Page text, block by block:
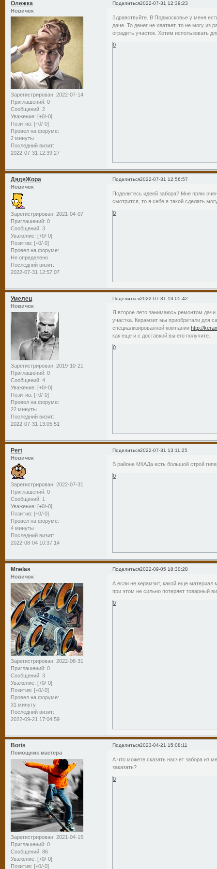
Поделиться2022-07-31 12:39:23
Олежка
Новичок
Зарегистрирован: 2022-07-14
Приглашений: 0
Сообщений: 2
Уважение: [+0/-0]
Позитив: [+0/-0]
Провел на форуме:
2 минуты
Последний визит:
2022-07-31 12:39:27
Здравствуйте. В Подмосковье у меня
даче. То денег не хватает, то не могу
оградить участок. Хотим использовать
0
Поделиться2022-07-31 12:56:57
ДядяЖора
Новичок
Зарегистрирован: 2021-04-07
Приглашений: 0
Сообщений: 3
Уважение: [+0/-0]
Позитив: [+0/-0]
Провел на форуме:
Не определено
Последний визит:
2022-07-31 12:57:07
Поделитесь идеей забора? Мне прям
смотрится, то я себе я такой сделать
0
Поделиться2022-07-31 13:05:42
Умелец
Новичок
Зарегистрирован: 2019-10-21
Приглашений: 0
Сообщений: 4
Уважение: [+0/-0]
Позитив: [+0/-0]
Провел на форуме:
22 минуты
Последний визит:
2022-07-31 13:05:51
Я второе лето занимаюсь ремонтом
участка. Керамзит мы приобретали для
специализированной компанииhttp://
как еще и с доставкой вы его получите.
0
Поделиться2022-07-31 13:11:25
Pert
Новичок
Зарегистрирован: 2022-07-31
Приглашений: 0
Сообщений: 1
Уважение: [+0/-0]
Позитив: [+0/-0]
Провел на форуме:
4 минуты
Последний визит:
2022-08-04 10:37:14
В районе МКАДа есть большой строй
0
Поделиться2022-09-05 18:30:28
Mnelas
Новичок
Зарегистрирован: 2022-08-31
Приглашений: 0
Сообщений: 3
Уважение: [+0/-0]
Позитив: [+0/-0]
Провел на форуме:
31 минуту
Последний визит:
2022-09-21 17:04:59
А если не керамзит, какой еще материал
при этом не сильно потеряет товарный
0
Поделиться2023-04-21 15:08:11
Boris
Помощник мастера
Зарегистрирован: 2021-04-15
Приглашений: 0
Сообщений: 86
Уважение: [+0/-0]
Позитив: [+0/-0]
А что можете сказать насчет забора из
заказать?
0